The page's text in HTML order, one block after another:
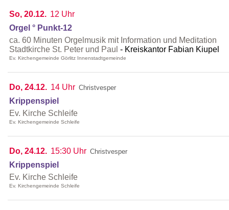
So, 20.12. 12 Uhr
Orgel ° Punkt-12
ca. 60 Minuten Orgelmusik mit Information und Meditation
Stadtkirche St. Peter und Paul
Kreiskantor Fabian Kiupel
Ev. Kirchengemeinde Görlitz Innenstadtgemeinde
Do, 24.12. 14 Uhr Christvesper
Krippenspiel
Ev. Kirche Schleife
Ev. Kirchengemeinde Schleife
Do, 24.12. 15:30 Uhr Christvesper
Krippenspiel
Ev. Kirche Schleife
Ev. Kirchengemeinde Schleife